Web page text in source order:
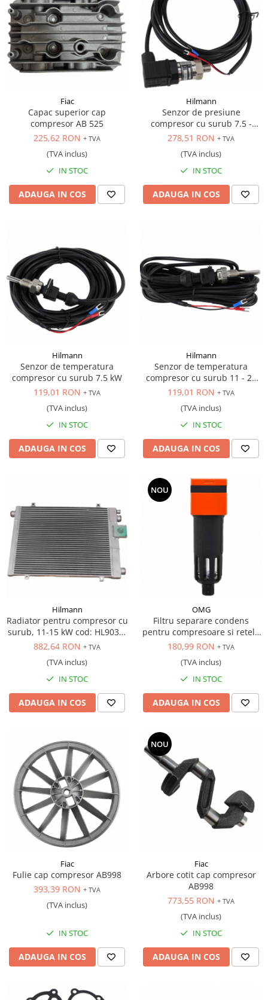
Fiac
Capac superior cap
compresor AB 525
225,62 RON + TVA
(TVA inclus)
IN STOC
ADAUGA IN COS
Hilmann
Senzor de presiune
compresor cu surub 7.5 -
22kW, cod: HL9034, HL9035,
278,51 RON + TVA
(TVA inclus)
IN STOC
ADAUGA IN COS
Hilmann
Senzor de temperatura
compresor cu surub 7.5 kW
119,01 RON + TVA
(TVA inclus)
IN STOC
ADAUGA IN COS
Hilmann
Senzor de temperatura
compresor cu surub 11 - 22
kW, cod: HL9035, HL9036
119,01 RON + TVA
(TVA inclus)
IN STOC
ADAUGA IN COS
Hilmann
Radiator pentru compresor cu
surub, 11-15 kW cod: HL9035,
HL9036
882,64 RON + TVA
(TVA inclus)
IN STOC
ADAUGA IN COS
NOU
OMG
Filtru separare condens
pentru compresoare si retele
pneumatice. 1/2"
180,99 RON + TVA
(TVA inclus)
IN STOC
ADAUGA IN COS
Fiac
Fulie cap compresor AB998
393,39 RON + TVA
(TVA inclus)
IN STOC
ADAUGA IN COS
NOU
Fiac
Arbore cotit cap compresor
AB998
773,55 RON + TVA
(TVA inclus)
IN STOC
ADAUGA IN COS